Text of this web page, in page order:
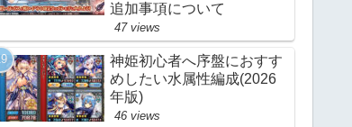
追加事項について
47 views
神姫初心者へ序盤におすす
めしたい水属性編成(2026
年版)
46 views